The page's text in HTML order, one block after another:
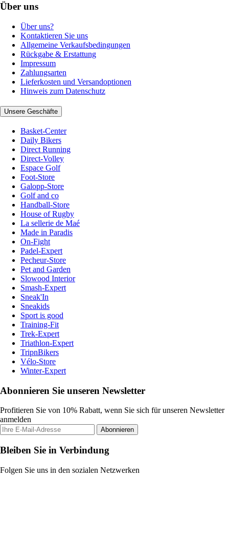
Über uns
Über uns?
Kontaktieren Sie uns
Allgemeine Verkaufsbedingungen
Rückgabe & Erstattung
Impressum
Zahlungsarten
Lieferkosten und Versandoptionen
Hinweis zum Datenschutz
Unsere Geschäfte
Basket-Center
Daily Bikers
Direct Running
Direct-Volley
Espace Golf
Foot-Store
Galopp-Store
Golf and co
Handball-Store
House of Rugby
La sellerie de Maé
Made in Paradis
On-Fight
Padel-Expert
Pecheur-Store
Pet and Garden
Slowood Interior
Smash-Expert
Sneak'In
Sneakids
Sport is good
Training-Fit
Trek-Expert
Triathlon-Expert
TripnBikers
Vélo-Store
Winter-Expert
Abonnieren Sie unseren Newsletter
Profitieren Sie von 10% Rabatt, wenn Sie sich für unseren Newsletter
anmelden
Abonnieren
Bleiben Sie in Verbindung
Folgen Sie uns in den sozialen Netzwerken